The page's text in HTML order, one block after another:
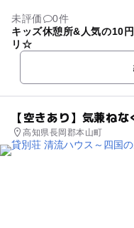
未評価
0件
キッズ休憩所&人気の10
リ☆
【空きあり】気兼ね
高知県長岡郡本山町